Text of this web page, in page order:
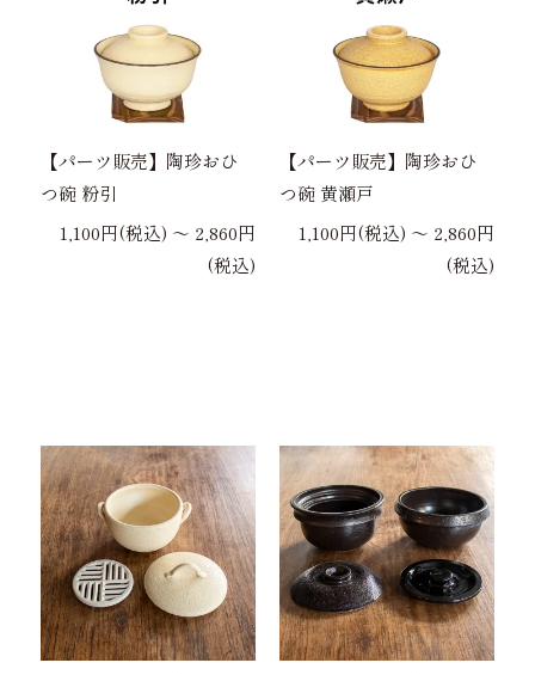
【パーツ販売】陶珍おひ
つ碗 粉引
1,100円(税込) 〜 2,860円
(税込)
【パーツ販売】陶珍おひ
つ碗 黄瀬戸
1,100円(税込) 〜 2,860円
(税込)